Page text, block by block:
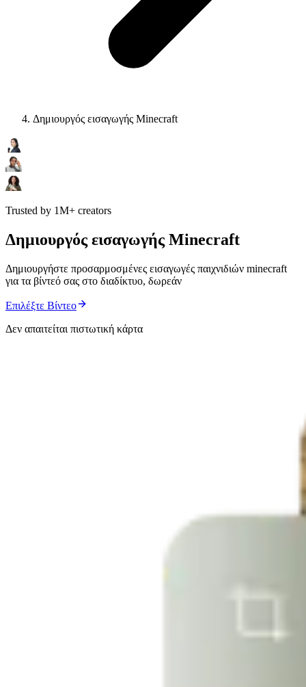
Δημιουργός εισαγωγής Minecraft
Trusted by 1M+ creators
Δημιουργός εισαγωγής Minecraft
Δημιουργήστε προσαρμοσμένες εισαγωγές παιχνιδιών minecraft
για τα βίντεό σας στο διαδίκτυο, δωρεάν
Επιλέξτε Βίντεο
Δεν απαιτείται πιστωτική κάρτα